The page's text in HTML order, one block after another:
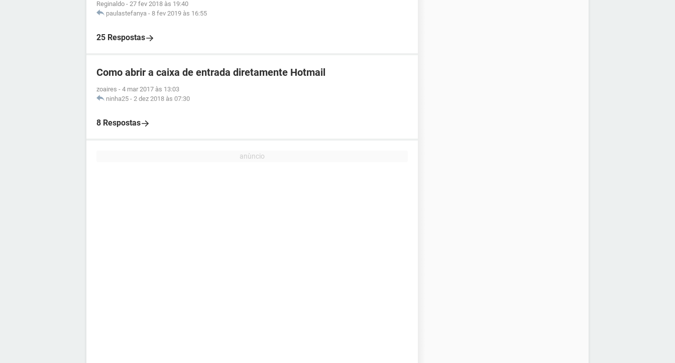
Reginaldo - 27 fev 2018 às 19:40
paulastefanya - 8 fev 2019 às 16:55
25 Respostas
Como abrir a caixa de entrada diretamente Hotmail
zoaires - 4 mar 2017 às 13:03
ninha25 - 2 dez 2018 às 07:30
8 Respostas